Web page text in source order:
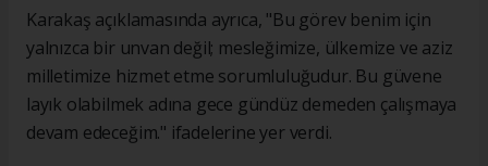
Karakaş açıklamasında ayrıca, "Bu görev benim için
yalnızca bir unvan değil; mesleğimize, ülkemize ve aziz
milletimize hizmet etme sorumluluğudur. Bu güvene
layık olabilmek adına gece gündüz demeden çalışmaya
devam edeceğim." ifadelerine yer verdi.